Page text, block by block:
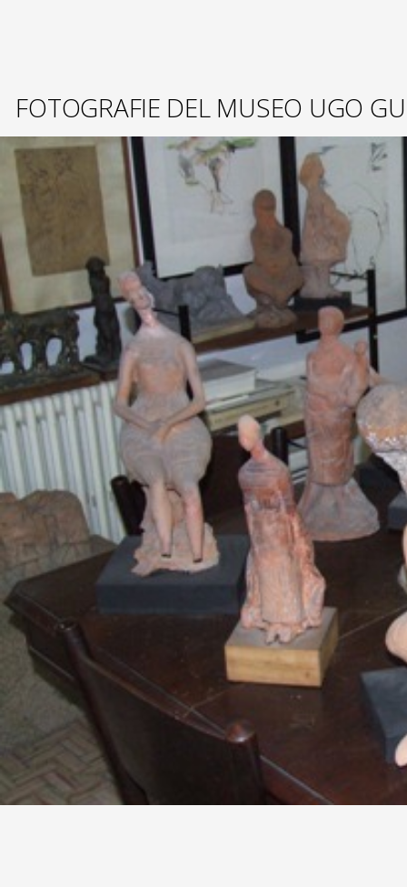
FOTOGRAFIE DEL MUSEO UGO